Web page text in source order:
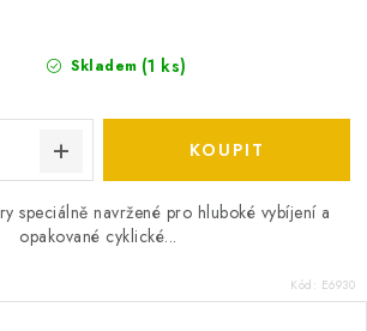
Skladem (1 ks)
speciálně navržené pro hluboké vybíjení a
opakované cyklické...
Kód: E6930